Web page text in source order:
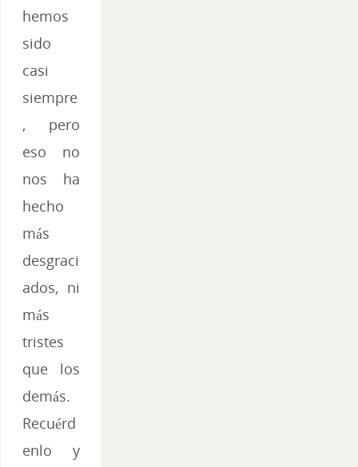
hemos
sido
casi
siempre
, pero
eso no
nos ha
hecho
más
desgraci
ados, ni
más
tristes
que los
demás.
Recuérd
enlo y